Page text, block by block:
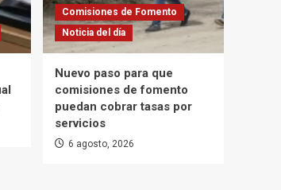
Comisiones de Fomento
Noticia del día
Nuevo paso para que
comisiones de fomento
puedan cobrar tasas por
servicios
6 agosto, 2026